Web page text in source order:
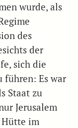
wurde, als
des
der
sich die
führen: Es war
Staat zu
Jerusalem
Hütte im